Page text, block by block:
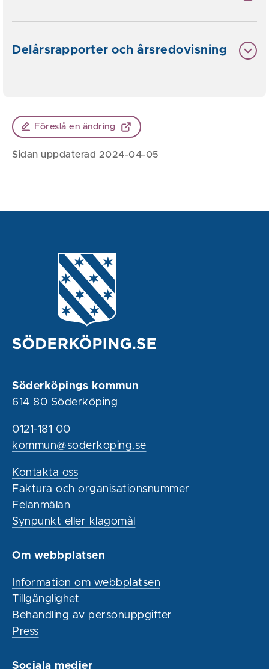
Delårsrapporter och årsredovisning
Föreslå en ändring
Sidan uppdaterad 2024-04-05
Söderköpings kommun
614 80 Söderköping
0121-181 00
kommun@soderkoping.se
Kontakta oss
Faktura och organisationsnummer
Felanmälan
Synpunkt eller klagomål
Om webbplatsen
Information om webbplatsen
Tillgänglighet
Behandling av personuppgifter
Press
Sociala medier